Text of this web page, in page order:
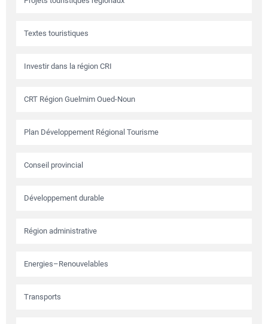
Textes touristiques
Investir dans la région CRI
CRT Région Guelmim Oued-Noun
Plan Développement Régional Tourisme
Conseil provincial
Développement durable
Région administrative
Energies–Renouvelables
Transports